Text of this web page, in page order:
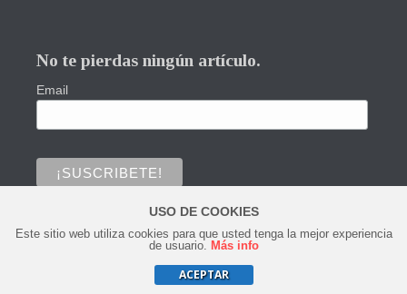
No te pierdas ningún artículo.
Email
0
USO DE COOKIES
Este sitio web utiliza cookies para que usted tenga la mejor experiencia
de usuario. Más info
ACEPTAR